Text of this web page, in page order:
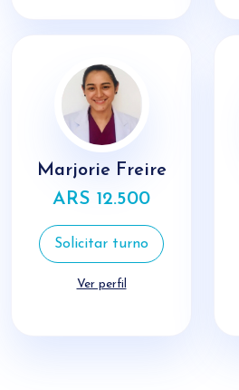
Marjorie Freire
ARS 12.500
Solicitar turno
Ver perfil